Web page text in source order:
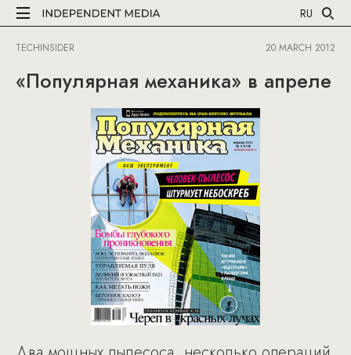
RU
TECHINSIDER 20 MARCH 2012
«Популярная механика» в апреле